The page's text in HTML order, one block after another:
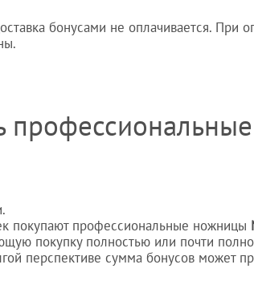
бонусами не оплачивается. При
профессиональные
покупают профессиональные ножницы
покупку полностью или почти
перспективе сумма бонусов может